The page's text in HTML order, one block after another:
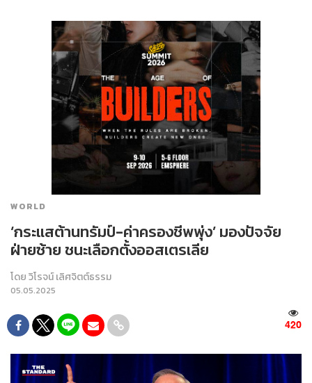
WORLD
‘กระแสต้านทรัมป์-ค่าครองชีพพุ่ง’ มองปัจจัย
ฝ่ายซ้าย ชนะเลือกตั้งออสเตรเลีย
โดยวิโรจน์ เลิศจิตต์ธรรม
05.05.2025
420